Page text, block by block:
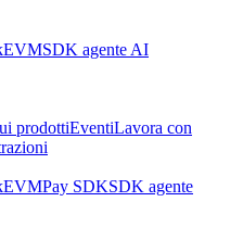
SDK agente AI
prodottiEventiLavora con
Pay SDKSDK agente